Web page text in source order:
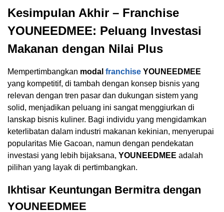
Kesimpulan Akhir – Franchise
YOUNEEDMEE: Peluang Investasi
Makanan dengan Nilai Plus
Mempertimbangkan modal franchise YOUNEEDMEE
yang kompetitif, di tambah dengan konsep bisnis yang
relevan dengan tren pasar dan dukungan sistem yang
solid, menjadikan peluang ini sangat menggiurkan di
lanskap bisnis kuliner. Bagi individu yang mengidamkan
keterlibatan dalam industri makanan kekinian, menyerupai
popularitas Mie Gacoan, namun dengan pendekatan
investasi yang lebih bijaksana, YOUNEEDMEE adalah
pilihan yang layak di pertimbangkan.
Ikhtisar Keuntungan Bermitra dengan
YOUNEEDMEE